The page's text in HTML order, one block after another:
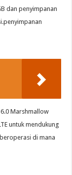
dan penyimpanan
Marshmallow
untuk mendukung
di mana